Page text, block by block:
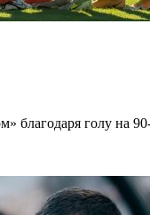
благодаря голу на